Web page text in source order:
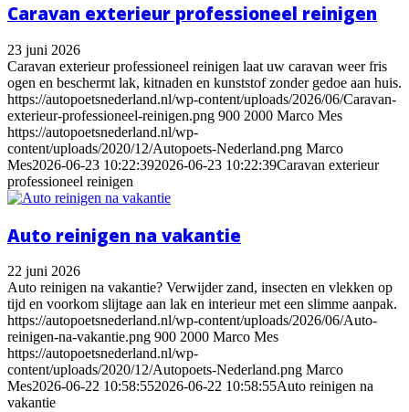
Caravan exterieur professioneel reinigen
23 juni 2026
Caravan exterieur professioneel reinigen laat uw caravan weer fris
ogen en beschermt lak, kitnaden en kunststof zonder gedoe aan huis.
https://autopoetsnederland.nl/wp-content/uploads/2026/06/Caravan-
exterieur-professioneel-reinigen.png 900 2000 Marco Mes
https://autopoetsnederland.nl/wp-
content/uploads/2020/12/Autopoets-Nederland.png Marco
Mes2026-06-23 10:22:392026-06-23 10:22:39Caravan exterieur
professioneel reinigen
Auto reinigen na vakantie
22 juni 2026
Auto reinigen na vakantie? Verwijder zand, insecten en vlekken op
tijd en voorkom slijtage aan lak en interieur met een slimme aanpak.
https://autopoetsnederland.nl/wp-content/uploads/2026/06/Auto-
reinigen-na-vakantie.png 900 2000 Marco Mes
https://autopoetsnederland.nl/wp-
content/uploads/2020/12/Autopoets-Nederland.png Marco
Mes2026-06-22 10:58:552026-06-22 10:58:55Auto reinigen na
vakantie